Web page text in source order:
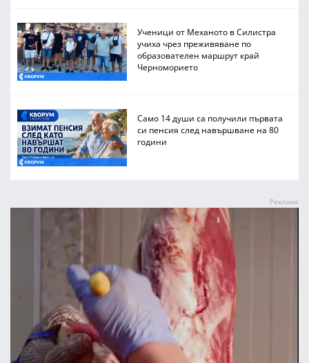
Ученици от Механото в Силистра
учиха чрез преживяване по
образователен маршрут край
Черноморието
Само 14 души са получили първата
си пенсия след навършване на 80
години